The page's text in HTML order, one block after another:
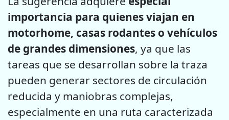
importancia para quienes viajan en
motorhome, casas rodantes o vehículos
de grandes dimensiones, ya que las
tareas que se desarrollan sobre la traza
pueden generar sectores de circulación
reducida y maniobras complejas,
especialmente en una ruta caracterizada